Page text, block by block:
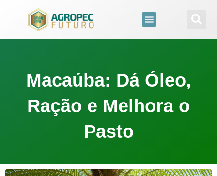
conteúdo
Macaúba: Dá Óleo,
Ração e Melhora o
Pasto